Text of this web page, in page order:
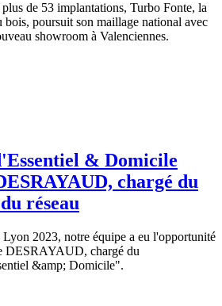
de 53 implantations, Turbo Fonte, la
bois, poursuit son maillage national avec
showroom à Valenciennes.
& Domicile
chargé du
réseau
2023, notre équipe a eu l'opportunité
DESRAYAUD, chargé du
&amp; Domicile".